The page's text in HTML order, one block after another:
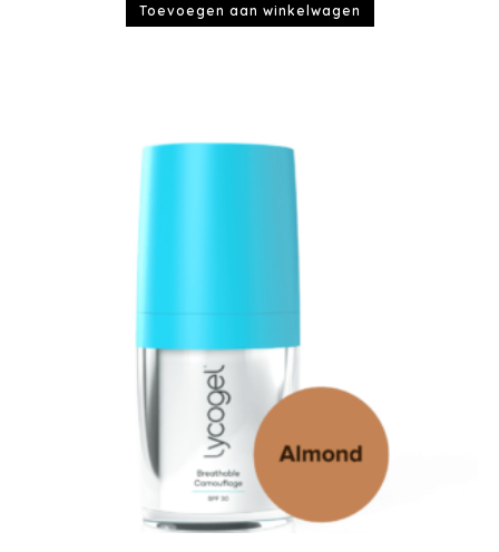
Toevoegen aan winkelwagen